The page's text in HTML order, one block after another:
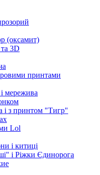
(оксамит)
3D
принтами
і мережива
і з принтом "Тигр"
Lol
і китиці
і Ріжки Єдинорога